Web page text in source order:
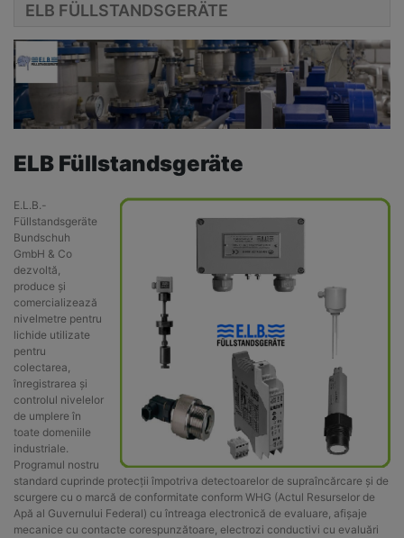
ELB FÜLLSTANDSGERÄTE
ELB Füllstandsgeräte
E.L.B.-
Füllstandsgeräte
Bundschuh
GmbH & Co
dezvoltă,
produce și
comercializează
nivelmetre pentru
lichide utilizate
pentru
colectarea,
înregistrarea și
controlul nivelelor
de umplere în
toate domeniile
industriale.
Programul nostru
standard cuprinde protecții împotriva detectoarelor de supraîncărcare și de
scurgere cu o marcă de conformitate conform WHG (Actul Resurselor de
Apă al Guvernului Federal) cu întreaga electronică de evaluare, afișaje
mecanice cu contacte corespunzătoare, electrozi conductivi cu evaluări